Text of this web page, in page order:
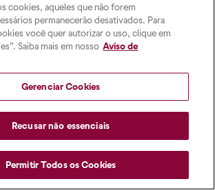
cookies, aqueles que não forem
permanecerão desativados. Para
você quer autorizar o uso, clique em
Saiba mais em nosso Aviso de
Gerenciar Cookies
Recusar não essenciais
Permitir Todos os Cookies